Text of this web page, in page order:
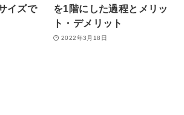
イズで
を1階にした過程とメリッ
ト・デメリット
2022年3月18日